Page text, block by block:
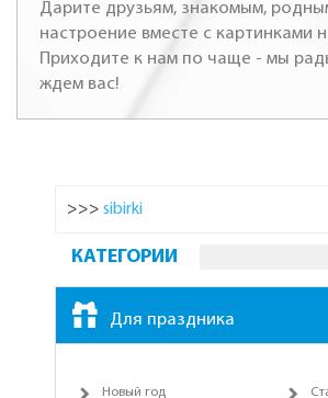
Дарите друзьям, знакомым,
настроение вместе с картинками
Приходите к нам по чаще - мы
ждем вас!
>>> sibirki
КАТЕГОРИИ
Для праздника
Новый год